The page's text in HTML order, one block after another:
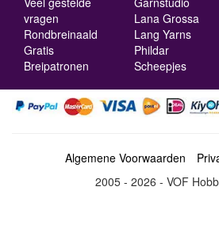
vragen
Rondbreinaald
Gratis
Breipatronen
Lana Grossa
Lang Yarns
Phildar
Scheepjes
Algemene Voorwaarden
2005 - 2026 - VOF